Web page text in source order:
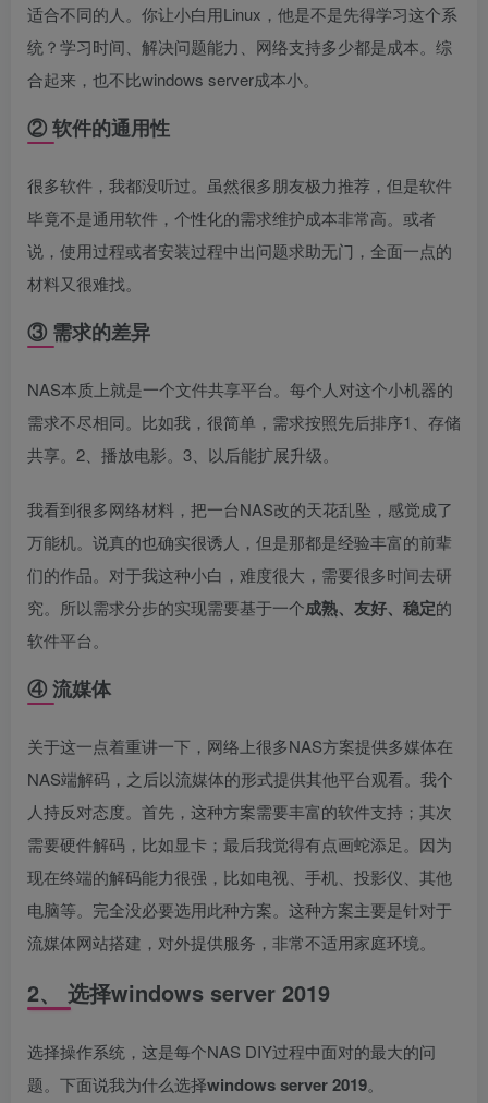
适合不同的人。你让小白用Linux，他是不是先得学习这个系
统？学习时间、解决问题能力、网络支持多少都是成本。综
合起来，也不比windows server成本小。
② 软件的通用性
很多软件，我都没听过。虽然很多朋友极力推荐，但是软件
毕竟不是通用软件，个性化的需求维护成本非常高。或者
说，使用过程或者安装过程中出问题求助无门，全面一点的
材料又很难找。
③ 需求的差异
NAS本质上就是一个文件共享平台。每个人对这个小机器的
需求不尽相同。比如我，很简单，需求按照先后排序1、存储
共享。2、播放电影。3、以后能扩展升级。
我看到很多网络材料，把一台NAS改的天花乱坠，感觉成了
万能机。说真的也确实很诱人，但是那都是经验丰富的前辈
们的作品。对于我这种小白，难度很大，需要很多时间去研
究。所以需求分步的实现需要基于一个成熟、友好、稳定的
软件平台。
④ 流媒体
关于这一点着重讲一下，网络上很多NAS方案提供多媒体在
NAS端解码，之后以流媒体的形式提供其他平台观看。我个
人持反对态度。首先，这种方案需要丰富的软件支持；其次
需要硬件解码，比如显卡；最后我觉得有点画蛇添足。因为
现在终端的解码能力很强，比如电视、手机、投影仪、其他
电脑等。完全没必要选用此种方案。这种方案主要是针对于
流媒体网站搭建，对外提供服务，非常不适用家庭环境。
2、 选择windows server 2019
选择操作系统，这是每个NAS DIY过程中面对的最大的问
题。下面说我为什么选择windows server 2019。